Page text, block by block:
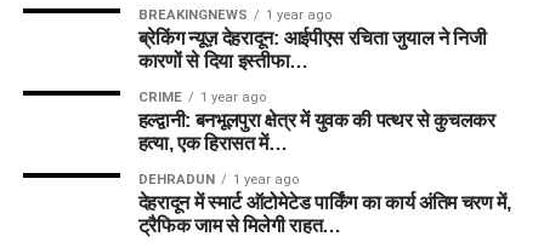
BREAKINGNEWS 1 year ago
ब्रेकिंग न्यूज़ देहरादून: आईपीएस रचिता जुयाल ने निजी
कारणों से दिया इस्तीफा…
CRIME 1 year ago
हल्द्वानी: बनभूलपुरा क्षेत्र में युवक की पत्थर से कुचलकर
हत्या, एक हिरासत में…
DEHRADUN 1 year ago
देहरादून में स्मार्ट ऑटोमेटेड पार्किंग का कार्य अंतिम चरण में,
ट्रैफिक जाम से मिलेगी राहत…